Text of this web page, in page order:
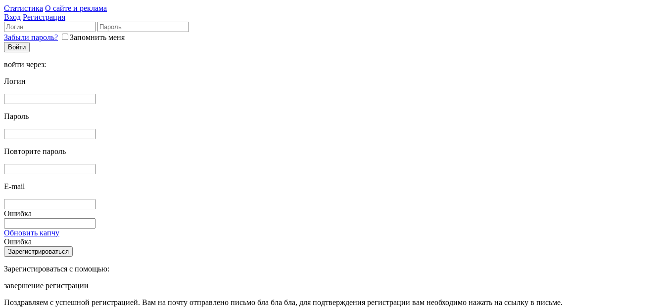
Статистика О сайте и реклама
Вход Регистрация
Забыли пароль? Запомнить меня
войти через:
Логин
Пароль
Повторите пароль
E-mail
Ошибка
Обновить капчу
Ошибка
Зарегистироваться с помощью:
завершение регистрации
Поздравляем с успешной регистрацией. Вам на почту отправлено письмо бла бла бла, для подтверждения регистрации вам необходимо нажать на ссылку в письме.